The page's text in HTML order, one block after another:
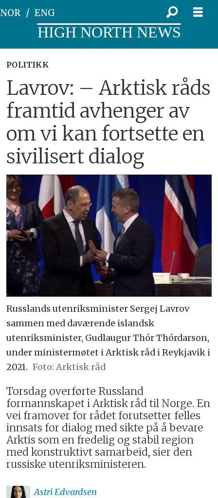
NOR ENG
HIGH NORTH NEWS
POLITIKK
Lavrov: – Arktisk råds
framtid avhenger av
om vi kan fortsette en
sivilisert dialog
Russlands utenriksminister Sergej Lavrov
sammen med daværende islandsk
utenriksminister, Gudlaugur Thór Thórdarson,
under ministermøtet i Arktisk råd i Reykjavik i
2021.
Arktisk råd
Torsdag overførte Russland
formannskapet i Arktisk råd til Norge. En
vei framover for rådet forutsetter felles
innsats for dialog med sikte på å bevare
Arktis som en fredelig og stabil region
med konstruktivt samarbeid, sier den
russiske utenriksministeren.
Astri Edvardsen